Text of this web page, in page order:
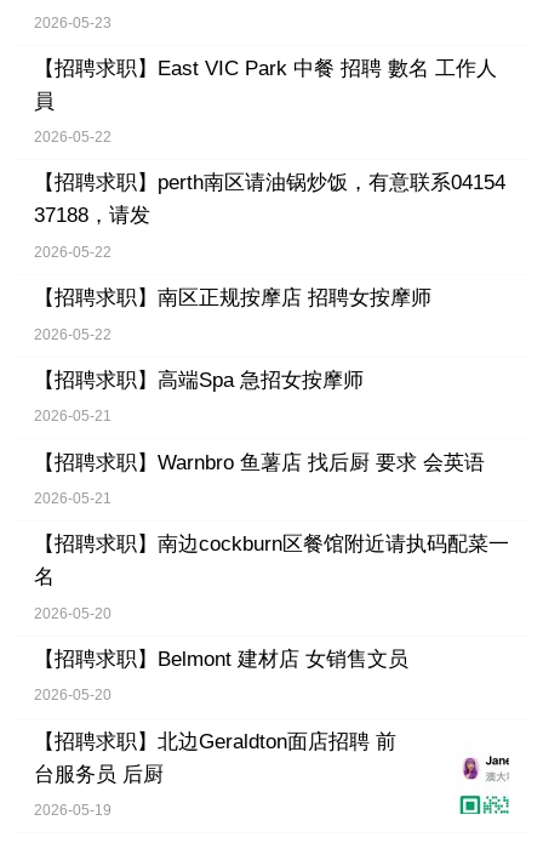
2026-05-23
【招聘求职】 East VIC Park 中餐 招聘 數名 工作人
員
2026-05-22
【招聘求职】 perth南区请油锅炒饭，有意联系04154
37188，请发
2026-05-22
【招聘求职】 南区正规按摩店 招聘女按摩师
2026-05-22
【招聘求职】 高端Spa 急招女按摩师
2026-05-21
【招聘求职】 Warnbro 鱼薯店 找后厨 要求 会英语
2026-05-21
【招聘求职】 南边cockburn区餐馆附近请执码配菜一
名
2026-05-20
【招聘求职】 Belmont 建材店 女销售文员
2026-05-20
【招聘求职】 北边Geraldton面店招聘 前
台服务员 后厨
2026-05-19